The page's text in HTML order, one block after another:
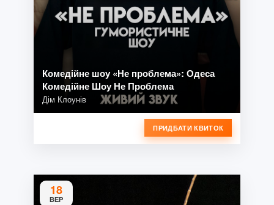
Комедійне шоу «Не проблема»: Одеса
Комедійне Шоу Не Проблема
Дім Клоунів
ПРИДБАТИ КВИТОК
18
ВЕР